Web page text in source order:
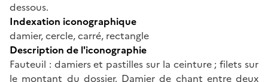
dessous.
Indexation iconographique
damier, cercle, carré, rectangle
Description de l'iconographie
Fauteuil : damiers et pastilles sur la ceinture ; filets sur
le montant du dossier. Damier de chant entre deux